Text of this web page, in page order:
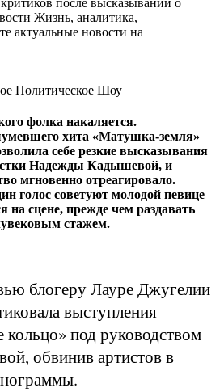
Политическое Шоу
фолка накаляется.
хита «Матушка-земля»
себе резкие высказывания
Надежды Кадышевой, и
мгновенно отреагировало.
голос советуют молодой певице
на сцене, прежде чем раздавать
стажем.
блогеру Лауре Джугелии
выступления
кольцо» под руководством
обвинив артистов в